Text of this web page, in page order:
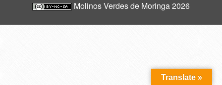
Molinos Verdes de Moringa 2026
Translate »